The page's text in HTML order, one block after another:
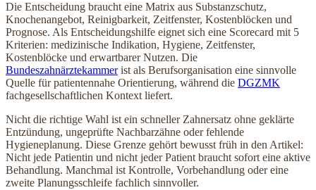
Die Entscheidung braucht eine Matrix aus Substanzschutz,
Knochenangebot, Reinigbarkeit, Zeitfenster, Kostenblöcken und
Prognose. Als Entscheidungshilfe eignet sich eine Scorecard mit 5
Kriterien: medizinische Indikation, Hygiene, Zeitfenster,
Kostenblöcke und erwartbarer Nutzen. Die
Bundeszahnärztekammerist als Berufsorganisation eine sinnvolle
Quelle für patientennahe Orientierung, während die DGZMK
fachgesellschaftlichen Kontext liefert.
Nicht die richtige Wahl ist ein schneller Zahnersatz ohne geklärte
Entzündung, ungeprüfte Nachbarzähne oder fehlende
Hygieneplanung. Diese Grenze gehört bewusst früh in den Artikel:
Nicht jede Patientin und nicht jeder Patient braucht sofort eine aktive
Behandlung. Manchmal ist Kontrolle, Vorbehandlung oder eine
zweite Planungsschleife fachlich sinnvoller.